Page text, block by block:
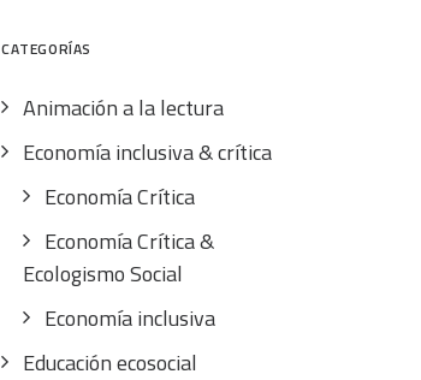
CATEGORÍAS
Animación a la lectura
Economía inclusiva & crítica
Economía Crítica
Economía Crítica &
Ecologismo Social
Economía inclusiva
Educación ecosocial